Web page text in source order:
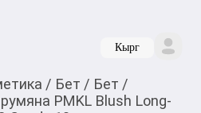
Кырг
/ Бет / Бет /
PMKL Blush Long-